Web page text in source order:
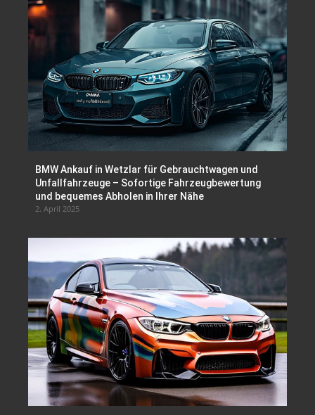
BMW Ankauf in Wetzlar für Gebrauchtwagen und
Unfallfahrzeuge – Sofortige Fahrzeugbewertung
und bequemes Abholen in Ihrer Nähe
2. April 2025